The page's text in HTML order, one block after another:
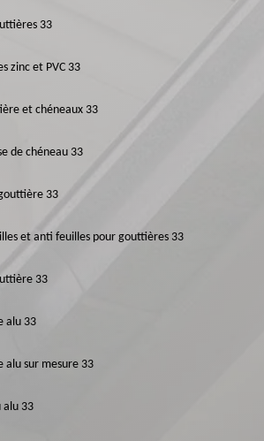
33
zinc et PVC 33
et chéneaux 33
de chéneau 33
33
et anti feuilles pour gouttières 33
33
alu 33
alu sur mesure 33
alu 33